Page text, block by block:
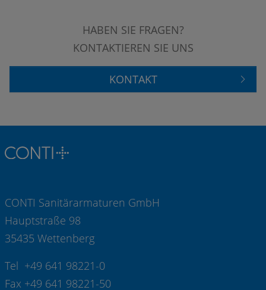
HABEN SIE FRAGEN?
KONTAKTIEREN SIE UNS
KONTAKT
CONTI Sanitärarmaturen GmbH
Hauptstraße 98
35435 Wettenberg
Tel +49 641 98221-0
Fax +49 641 98221-50